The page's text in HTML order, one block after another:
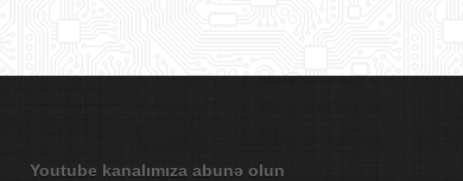
Youtube kanalımıza abunə olun